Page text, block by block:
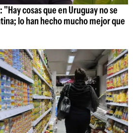
cosas que en Uruguay no se
lo han hecho mucho mejor que